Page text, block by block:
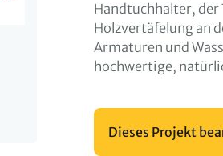
Handtuchhalter, der
Holzvertäfelung an
Armaturen und
hochwertige,
Dieses Projekt